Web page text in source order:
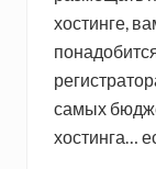
хостинге,
самых
хостинга…